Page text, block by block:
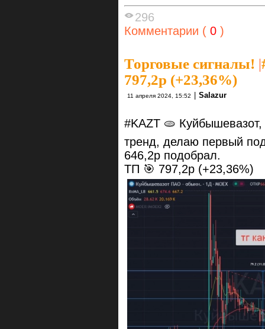
296
Комментарии ( 0 )
Торговые сигналы! |
797,2р (+23,36%)
11 апреля 2024, 15:52 Salazur
#KAZT 🫓
тренд, делаю первый
646,2р подобрал.
ТП 🎯 797,2р (+23,36%)